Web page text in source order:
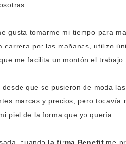
gusta tomarme mi tiempo para
carrera por las mañanas, utilizo
me facilita un montón el trabajo.
que se pusieron de moda
marcas y precios, pero todavía
piel de la forma que yo quería.
cuando la firma Benefit me